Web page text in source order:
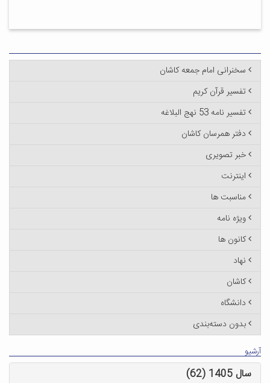
سخنرانی امام جمعه کاشان
تفسیر قرآن کریم
تفسیر نامه 53 نهج البلاغه
دفتر همرسان کاشان
خبر تصویری
اینترنت
مناسبت ها
ویژه نامه
کانون ها
نهاد
کاشان
دانشگاه
بدون دسته‌بندی
آرشیو
سال 1405 (62)